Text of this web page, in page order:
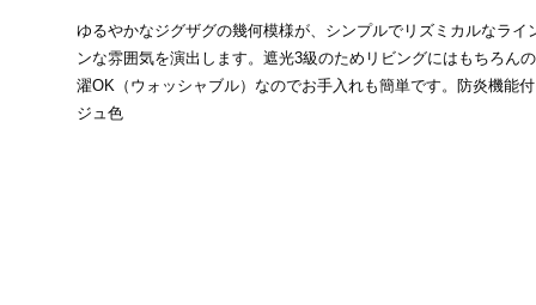
ゆるやかなジグザグの幾何模様が、シンプルでリズミカルなライ
ンな雰囲気を演出します。遮光3級のためリビングにはもちろん
濯OK（ウォッシャブル）なのでお手入れも簡単です。防炎機能
ジュ色